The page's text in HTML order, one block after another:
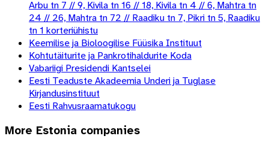
Arbu tn 7 // 9, Kivila tn 16 // 18, Kivila tn 4 // 6, Mahtra tn
24 // 26, Mahtra tn 72 // Raadiku tn 7, Pikri tn 5, Raadiku
tn 1 korteriühistu
Keemilise ja Bioloogilise Füüsika Instituut
Kohtutäiturite ja Pankrotihaldurite Koda
Vabariigi Presidendi Kantselei
Eesti Teaduste Akadeemia Underi ja Tuglase
Kirjandusinstituut
Eesti Rahvusraamatukogu
More Estonia companies